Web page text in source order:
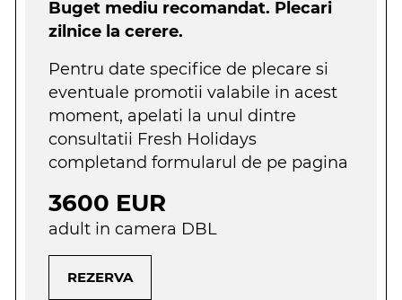
Buget mediu recomandat. Plecari
zilnice la cerere.
Pentru date specifice de plecare si
eventuale promotii valabile in acest
moment, apelati la unul dintre
consultatii Fresh Holidays
completand formularul de pe pagina
3600 EUR
adult in camera DBL
REZERVA